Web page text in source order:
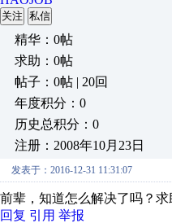
关注 私信
精华：0帖
求助：0帖
帖子：0帖 | 20回
年度积分：0
历史总积分：0
注册：2008年10月23日
发表于：2016-12-31 11:31:07
前辈，知道怎么解决了吗？
回复 引用 举报